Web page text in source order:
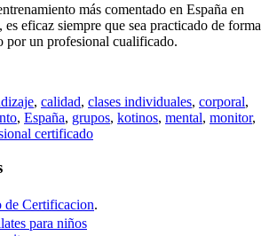
más comentado en España en
eficaz siempre que sea practicado de forma
por un profesional cualificado.
, calidad, clases individuales, corporal,
, España, grupos, kotinos, mental, monitor,
certificado
de Certificacion.
para niños